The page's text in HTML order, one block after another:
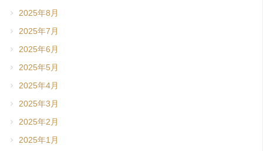
2025年8月
2025年7月
2025年6月
2025年5月
2025年4月
2025年3月
2025年2月
2025年1月